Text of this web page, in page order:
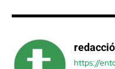
https://